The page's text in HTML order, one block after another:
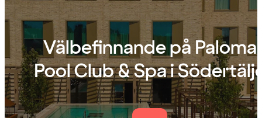
Välbefinnande på Paloma
Pool Club & Spa i